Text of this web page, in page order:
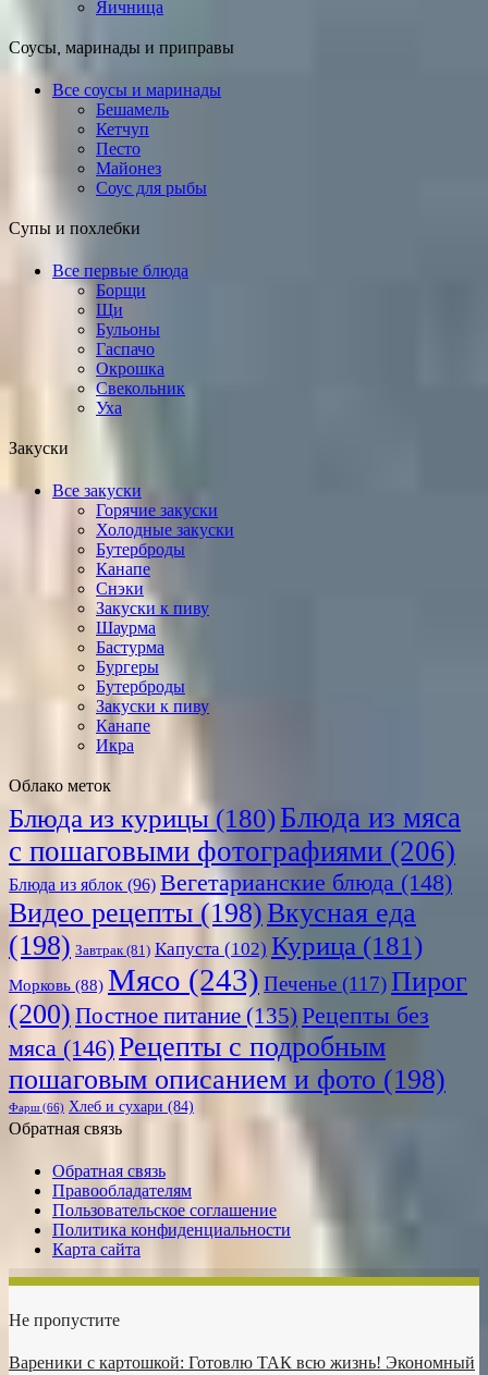
Яичница
Соусы, маринады и приправы
Все соусы и маринады
Бешамель
Кетчуп
Песто
Майонез
Соус для рыбы
Супы и похлебки
Все первые блюда
Борщи
Щи
Бульоны
Гаспачо
Окрошка
Свекольник
Уха
Закуски
Все закуски
Горячие закуски
Холодные закуски
Бутерброды
Канапе
Снэки
Закуски к пиву
Шаурма
Бастурма
Бургеры
Бутерброды
Закуски к пиву
Канапе
Икра
Облако меток
Блюда из курицы (180)Блюда из мяса
с пошаговыми фотографиями (206)
Блюда из яблок (96) Вегетарианские блюда (148)
Видео рецепты (198)Вкусная еда
(198) Завтрак(81) Капуста (102) Курица (181)
Морковь (88) Мясо (243) Печенье (117) Пирог
(200) Постное питание (135) Рецепты без
мяса (146)Рецепты с подробным
пошаговым описанием и фото (198)
Фарш(66) Хлеб и сухари (84)
Обратная связь
Обратная связь
Правообладателям
Пользовательское соглашение
Политика конфиденциальности
Карта сайта
Не пропустите
Вареники с картошкой: Готовлю ТАК всю жизнь! Экономный